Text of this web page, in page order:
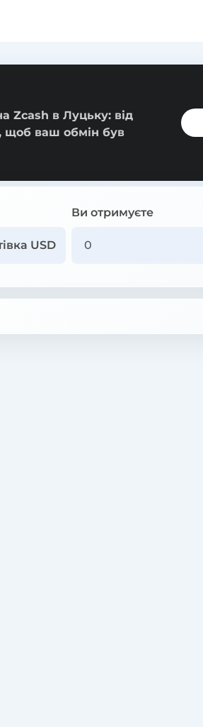
Zcash в Луцьку: від
щоб ваш обмін був
USD
Ви отримуєте